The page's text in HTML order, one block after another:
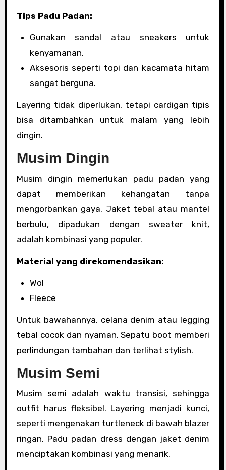
Tips Padu Padan:
Gunakan sandal atau sneakers untuk
kenyamanan.
Aksesoris seperti topi dan kacamata hitam
sangat berguna.
Layering tidak diperlukan, tetapi cardigan tipis
bisa ditambahkan untuk malam yang lebih
dingin.
Musim Dingin
Musim dingin memerlukan padu padan yang
dapat memberikan kehangatan tanpa
mengorbankan gaya. Jaket tebal atau mantel
berbulu, dipadukan dengan sweater knit,
adalah kombinasi yang populer.
Material yang direkomendasikan:
Wol
Fleece
Untuk bawahannya, celana denim atau legging
tebal cocok dan nyaman. Sepatu boot memberi
perlindungan tambahan dan terlihat stylish.
Musim Semi
Musim semi adalah waktu transisi, sehingga
outfit harus fleksibel. Layering menjadi kunci,
seperti mengenakan turtleneck di bawah blazer
ringan. Padu padan dress dengan jaket denim
menciptakan kombinasi yang menarik.